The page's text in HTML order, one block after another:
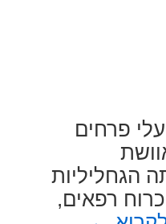
פרחים
הגחליליות
רפאים,